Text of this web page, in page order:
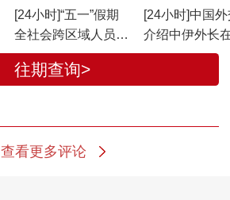
[24小时]“五一”假期
全社会跨区域人员流
动量创历史同期新高
[24小时]中国
介绍中伊外长
举行会谈有关
往期查询>
查看更多评论